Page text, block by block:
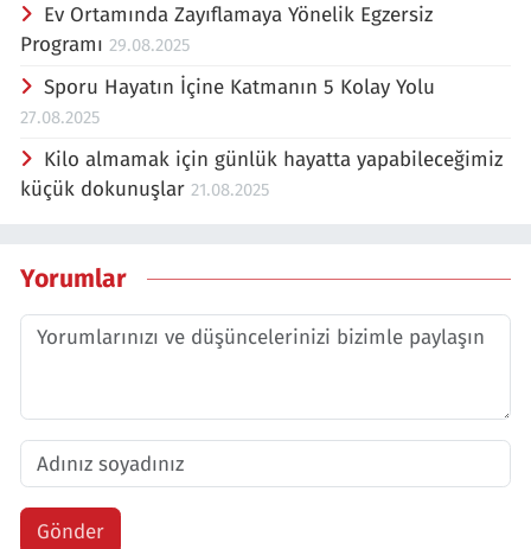
Ev Ortamında Zayıflamaya Yönelik Egzersiz
Programı 29.08.2025
Sporu Hayatın İçine Katmanın 5 Kolay Yolu
27.08.2025
Kilo almamak için günlük hayatta yapabileceğimiz
küçük dokunuşlar 21.08.2025
Yorumlar
Gönder